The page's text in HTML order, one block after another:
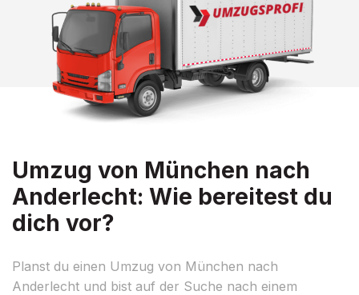
Umzug von München nach
Anderlecht: Wie bereitest du
dich vor?
Planst du einen Umzug von München nach
Anderlecht und bist auf der Suche nach einem